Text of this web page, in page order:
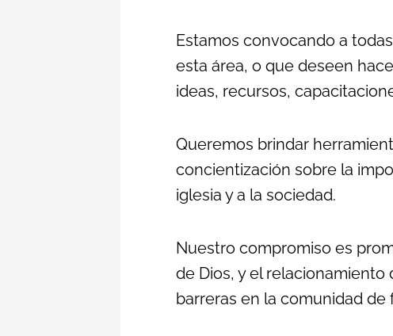
Estamos convocando a
esta área, o que deseen
ideas, recursos,
Queremos brindar
concientización sobre la
iglesia y a la sociedad.
Nuestro compromiso es
de Dios, y el relacionamiento
barreras en la comunidad